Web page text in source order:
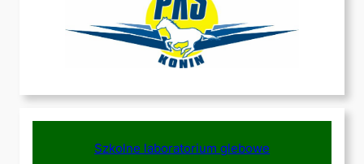
Szkolne laboratorium glebowe